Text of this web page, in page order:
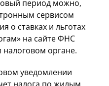
период можно,
сервисом
о ставках и льготах
на сайте ФНС
органе.
уведомлении